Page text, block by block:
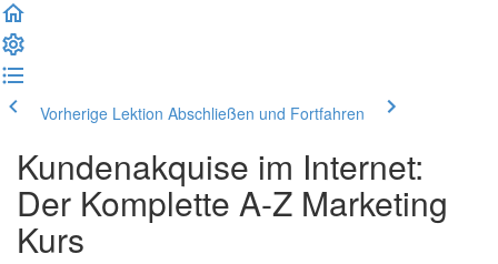
Vorherige Lektion Abschließen und Fortfahren
Kundenakquise im Internet:
Der Komplette A-Z Marketing
Kurs